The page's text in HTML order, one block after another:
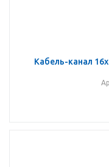
Кабель-канал